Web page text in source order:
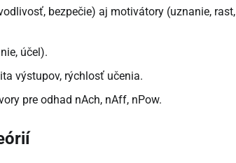
bezpečie) aj motivátory (uznanie, rast,
účel).
výstupov, rýchlosť učenia.
pre odhad nAch, nAff, nPow.